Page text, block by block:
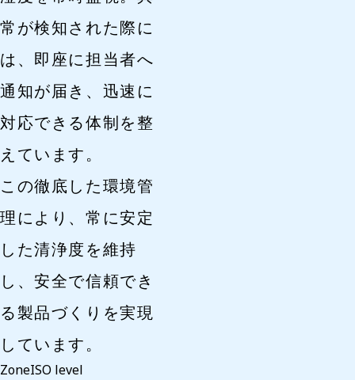
常が検知された際に
は、即座に担当者へ
通知が届き、迅速に
対応できる体制を整
えています。
この徹底した環境管
理により、常に安定
した清浄度を維持
し、安全で信頼でき
る製品づくりを実現
しています。
ZoneISO level